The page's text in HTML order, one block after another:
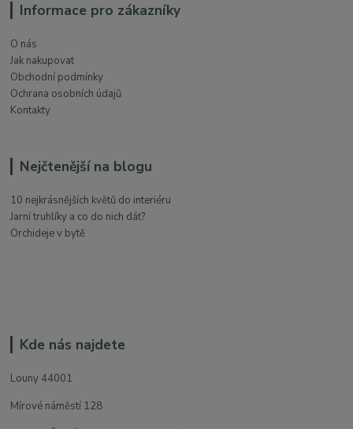
Informace pro zákazníky
O nás
Jak nakupovat
Obchodní podmínky
Ochrana osobních údajů
Kontakty
Nejčtenější na blogu
10 nejkrásnějších květů do interiéru
Jarní truhlíky a co do nich dát?
Orchideje v bytě
Kde nás najdete
Louny 44001
Mírové náměstí 128